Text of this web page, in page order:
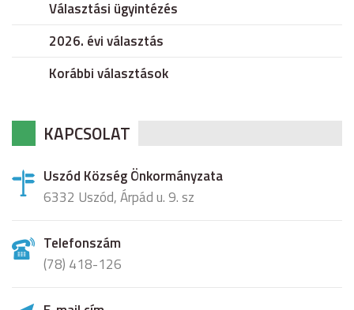
Választási ügyintézés
2026. évi választás
Korábbi választások
KAPCSOLAT
Uszód Község Önkormányzata
6332 Uszód, Árpád u. 9. sz
Telefonszám
(78) 418-126